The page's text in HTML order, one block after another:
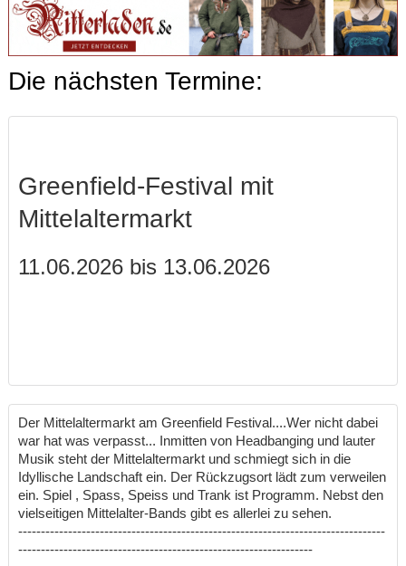
Die nächsten Termine:
Greenfield-Festival mit
Mittelaltermarkt
11.06.2026 bis 13.06.2026
Der Mittelaltermarkt am Greenfield Festival....Wer nicht dabei
war hat was verpasst... Inmitten von Headbanging und lauter
Musik steht der Mittelaltermarkt und schmiegt sich in die
Idyllische Landschaft ein. Der Rückzugsort lädt zum verweilen
ein. Spiel , Spass, Speiss und Trank ist Programm. Nebst den
vielseitigen Mittelalter-Bands gibt es allerlei zu sehen.
---------------------------------------------------------------------------------
-----------------------------------------------------------------